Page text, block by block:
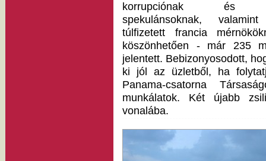
korrupciónak
spekulánsoknak,
túlfizetett francia
köszönhetően - már 235
jelentett. Bebizonyosodott,
ki jól az üzletből, ha
Panama-csatorna
munkálatok. Két újabb
vonalába.